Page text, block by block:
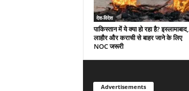
देश-विदेश
पाकिस्तान में ये क्या हो रहा है? इस्लामाबाद,
लाहौर और कराची से बाहर जाने के लिए
NOC जरूरी
Advertisements